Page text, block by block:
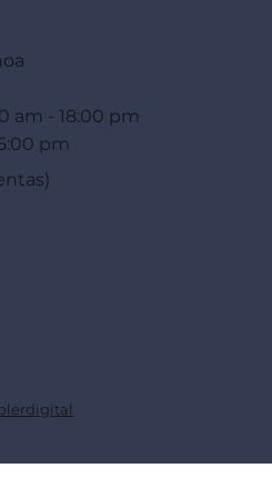
am - 18:00 pm
pm